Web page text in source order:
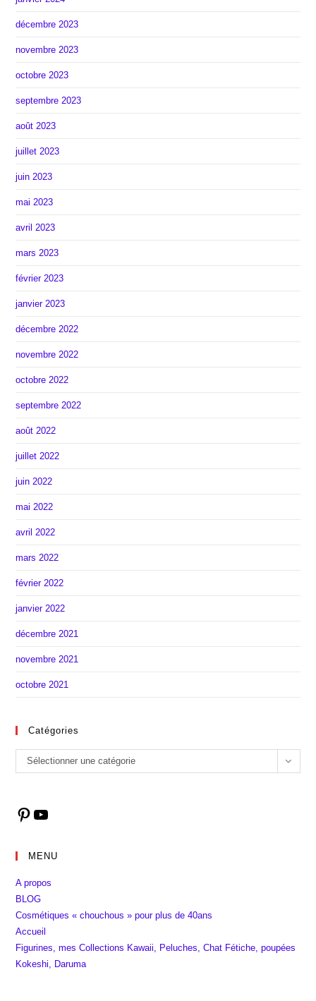
décembre 2023
novembre 2023
octobre 2023
septembre 2023
août 2023
juillet 2023
juin 2023
mai 2023
avril 2023
mars 2023
février 2023
janvier 2023
décembre 2022
novembre 2022
octobre 2022
septembre 2022
août 2022
juillet 2022
juin 2022
mai 2022
avril 2022
mars 2022
février 2022
janvier 2022
décembre 2021
novembre 2021
octobre 2021
Catégories
Catégories
Sélectionner une catégorie
PinterestYouTube
MENU
A propos
BLOG
Cosmétiques « chouchous » pour plus de 40ans
Accueil
Figurines, mes Collections Kawaii, Peluches, Chat Fétiche, poupées
Kokeshi, Daruma